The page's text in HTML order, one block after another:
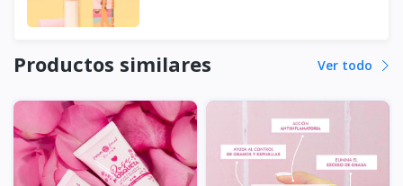
Productos similares Ver todo